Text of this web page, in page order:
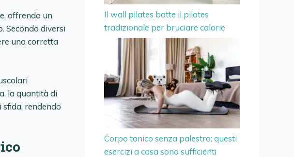
offrendo un
Secondo diversi
una corretta
la quantità di
rendendo
Il wall pilates batte il pilates
tradizionale per bruciare calorie
Corpo tonico senza palestra: questi
esercizi a casa sono sufficienti